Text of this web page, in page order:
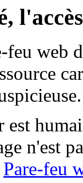
feu web
est
n'est
Pare-feu